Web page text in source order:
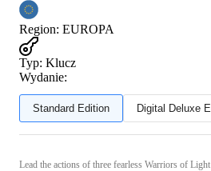
Region: EUROPA
Typ: Klucz
Wydanie:
Standard Edition Digital Deluxe
Lead the actions of three fearless Warriors of